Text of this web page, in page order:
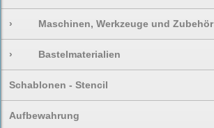
› Maschinen, Werkzeuge und Zubehör
› Bastelmaterialien
Schablonen - Stencil
Aufbewahrung